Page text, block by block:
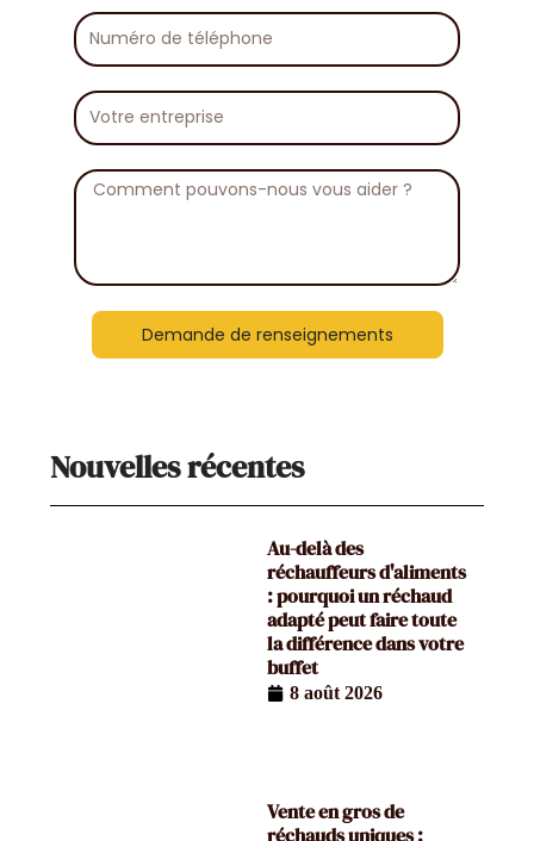
Numéro
de
téléphone
Votre
entreprise
Message
Demande de renseignements
Nouvelles récentes
Au-delà des
réchauffeurs d'aliments
: pourquoi un réchaud
adapté peut faire toute
la différence dans votre
buffet
8 août 2026
Vente en gros de
réchauds uniques :